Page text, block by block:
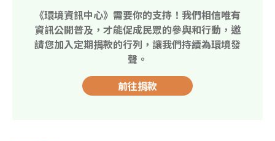
《環境資訊中心》需要你的支持！我們相信唯有
資訊公開普及，才能促成民眾的參與和行動，邀
請您加入定期捐款的行列，讓我們持續為環境發
聲。
前往捐款